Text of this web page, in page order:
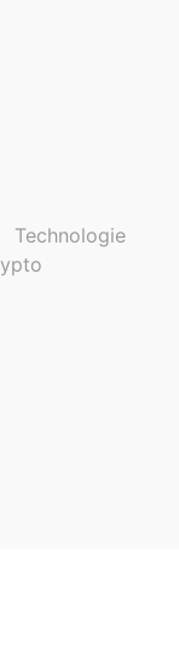
Technologie